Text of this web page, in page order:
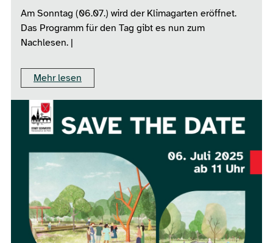
Am Sonntag (06.07.) wird der Klimagarten eröffnet.
Das Programm für den Tag gibt es nun zum
Nachlesen. |
Mehr lesen